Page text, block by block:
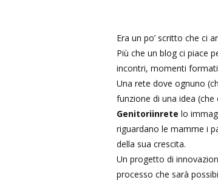
Era un po’ scritto che ci
Più che un blog ci piace
incontri, momenti
Una rete dove ognuno
funzione di una idea
Genitoriinrete lo
riguardano le mamme i
della sua crescita.
Un progetto di
processo che sarà